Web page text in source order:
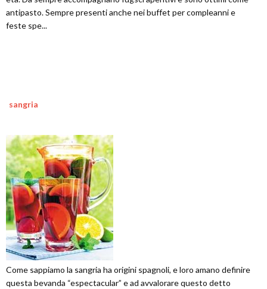
antipasto. Sempre presenti anche nei buffet per compleanni e
feste spe...
sangria
Come sappiamo la sangria ha origini spagnoli, e loro amano definire
questa bevanda “espectacular” e ad avvalorare questo detto